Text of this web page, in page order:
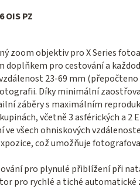
PZ
zoom objektiv pro X Series
doplňkem pro cestování a
23-69 mm
Díky minimální
záběry s maximálním
včetně 3 asférických a 2
všech ohniskových
což umožňuje
pro plynulé přiblížení při
pro rychlé a tiché automatické